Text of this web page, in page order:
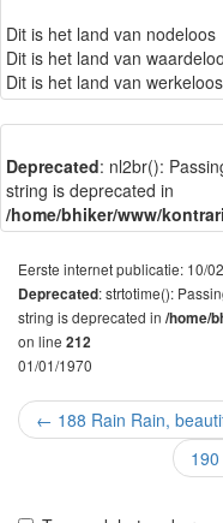
Dit is het land van nodeloos
Dit is het land van
Dit is het land van werkeloos
Deprecated: nl2br():
string is deprecated in
/home/bhiker/www/
Eerste internet publicatie: 10/
Deprecated: strtotime():
string is deprecated in /home/
on line 212
01/01/1970
← 188 Rain Rain,